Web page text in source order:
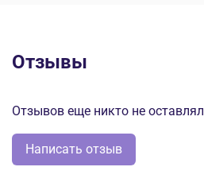
Отзывы
Отзывов еще никто не оставлял
Написать отзыв